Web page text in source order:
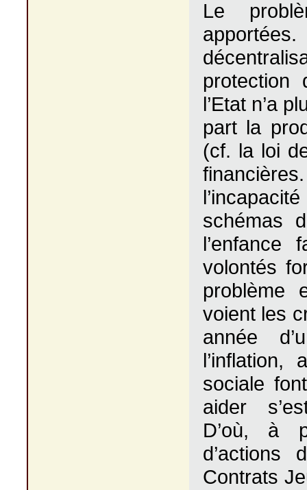
Le
protection
l’Etat n’a
part la
(cf. la loi
schémas
volontés
problème
voient les
année
sociale
aider
D’où, à
d’actions
Contrats